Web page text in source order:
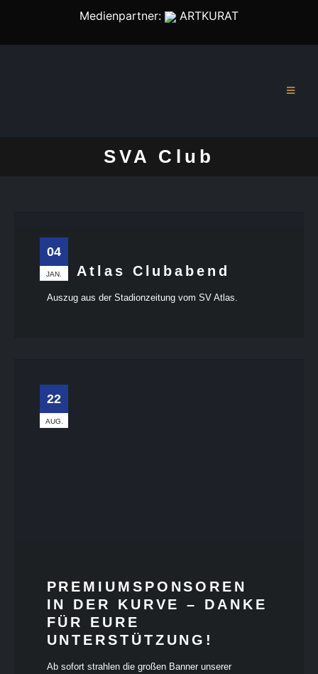
Medienpartner: ARTKURAT
SVA Club
04
JAN.
SV Atlas Clubabend
Auszug aus der Stadionzeitung vom SV Atlas.
22
AUG.
PREMIUMSPONSOREN
IN DER KURVE – DANKE
FÜR EURE
UNTERSTÜTZUNG!
Ab sofort strahlen die großen Banner unserer